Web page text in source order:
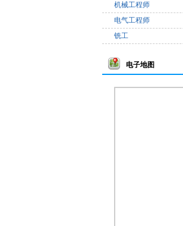
机械工程师
电气工程师
铣工
电子地图